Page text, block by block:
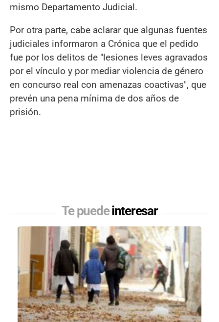
mismo Departamento Judicial.
Por otra parte, cabe aclarar que algunas fuentes
judiciales informaron a Crónica que el pedido
fue por los delitos de "lesiones leves agravados
por el vínculo y por mediar violencia de género
en concurso real con amenazas coactivas", que
prevén una pena mínima de dos años de
prisión.
Te puedeinteresar